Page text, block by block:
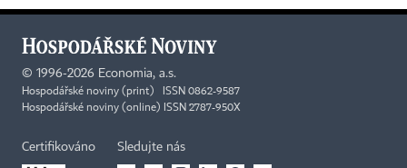
© 1996-2026 Economia, a.s.
Hospodářské noviny (print) ISSN 0862-9587
Hospodářské noviny (online) ISSN 2787-950X
Certifikováno Sledujte nás